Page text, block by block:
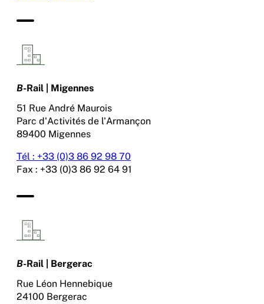
B-Rail | Migennes
51 Rue André Maurois
Parc d'Activités de l'Armançon
89400 Migennes
Tél : +33 (0)3 86 92 98 70
Fax : +33 (0)3 86 92 64 91
B-Rail | Bergerac
Rue Léon Hennebique
24100 Bergerac